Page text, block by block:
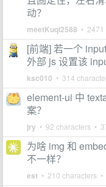
动？
meetKuqi2588 •
[前端] 若一个
外部 js 设置该
ksc010 • 314
element-ui 中
案？
jry • 92 characters •
为啥 img 和
不一样？
est • 210 characters